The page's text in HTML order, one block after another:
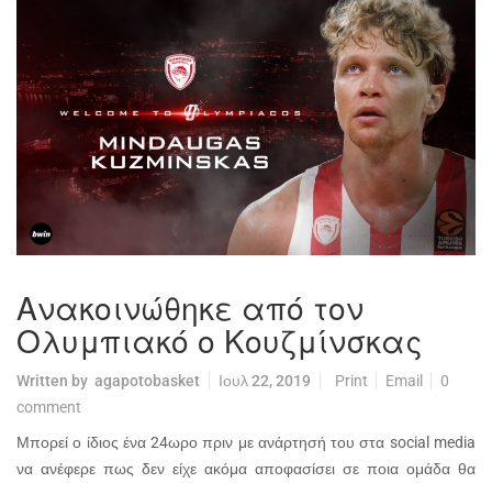
Ανακοινώθηκε από τον
Ολυμπιακό ο Κουζμίνσκας
Written by agapotobasket Ιουλ 22, 2019 Print Email
0
comment
Μπορεί ο ίδιος ένα 24ωρο πριν με ανάρτησή του στα social media
να ανέφερε πως δεν είχε ακόμα αποφασίσει σε ποια ομάδα θα